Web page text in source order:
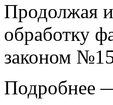
Продолжая
обработку
законом
Подробнее